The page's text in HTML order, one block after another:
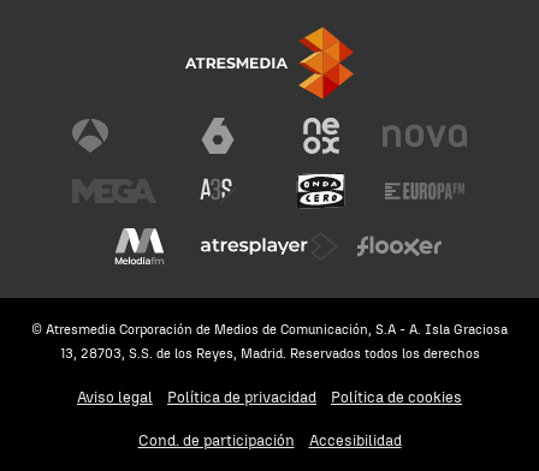
© Atresmedia Corporación de Medios de Comunicación, S.A - A. Isla Graciosa
13, 28703, S.S. de los Reyes, Madrid. Reservados todos los derechos
Aviso legal Política de privacidad Política de cookies
Cond. de participación Accesibilidad